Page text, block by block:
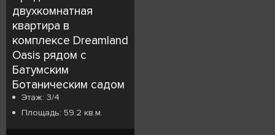
двухкомнатная
квартира в
комплексе Dreamland
Oasis рядом с
Батумским
Ботаническим садом
Этаж: 3/4
Площадь: 59.2 кв.м.